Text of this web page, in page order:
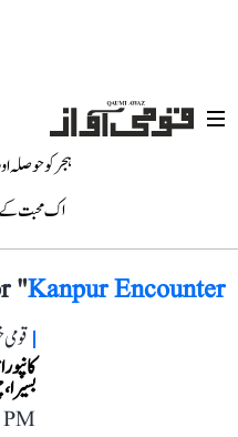
ہجر کو
اک محبت کے
"Kanpur Encounter